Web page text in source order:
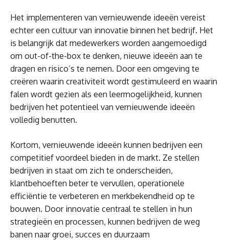
Het implementeren van vernieuwende ideeën vereist
echter een cultuur van innovatie binnen het bedrijf. Het
is belangrijk dat medewerkers worden aangemoedigd
om out-of-the-box te denken, nieuwe ideeën aan te
dragen en risico’s te nemen. Door een omgeving te
creëren waarin creativiteit wordt gestimuleerd en waarin
falen wordt gezien als een leermogelijkheid, kunnen
bedrijven het potentieel van vernieuwende ideeën
volledig benutten.
Kortom, vernieuwende ideeën kunnen bedrijven een
competitief voordeel bieden in de markt. Ze stellen
bedrijven in staat om zich te onderscheiden,
klantbehoeften beter te vervullen, operationele
efficiëntie te verbeteren en merkbekendheid op te
bouwen. Door innovatie centraal te stellen in hun
strategieën en processen, kunnen bedrijven de weg
banen naar groei, succes en duurzaam